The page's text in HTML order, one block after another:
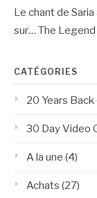
Le chant de Saria
sur… The Legend
CATÉGORIES
20 Years Back
30 Day Video
A la une (4)
Achats (27)